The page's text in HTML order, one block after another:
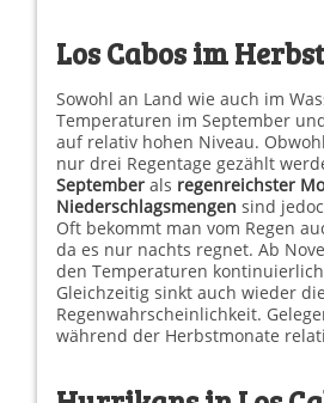
Los Cabos im
Sowohl an Land wie auch im
Temperaturen im September
auf relativ hohen Niveau.
nur drei Regentage gezählt
September als regenreichster
Niederschlagsmengen sind
Oft bekommt man vom Regen
da es nur nachts regnet. Ab
den Temperaturen
Gleichzeitig sinkt auch wieder die
Regenwahrscheinlichkeit.
während der Herbstmonate